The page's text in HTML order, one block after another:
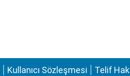
Kullanıcı Sözleşmesi Telif